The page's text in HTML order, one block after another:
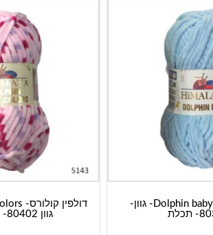
גוון 80402- ורוד סגול
דולפין בייבי- Dolphin baby- גוון-
תכלת